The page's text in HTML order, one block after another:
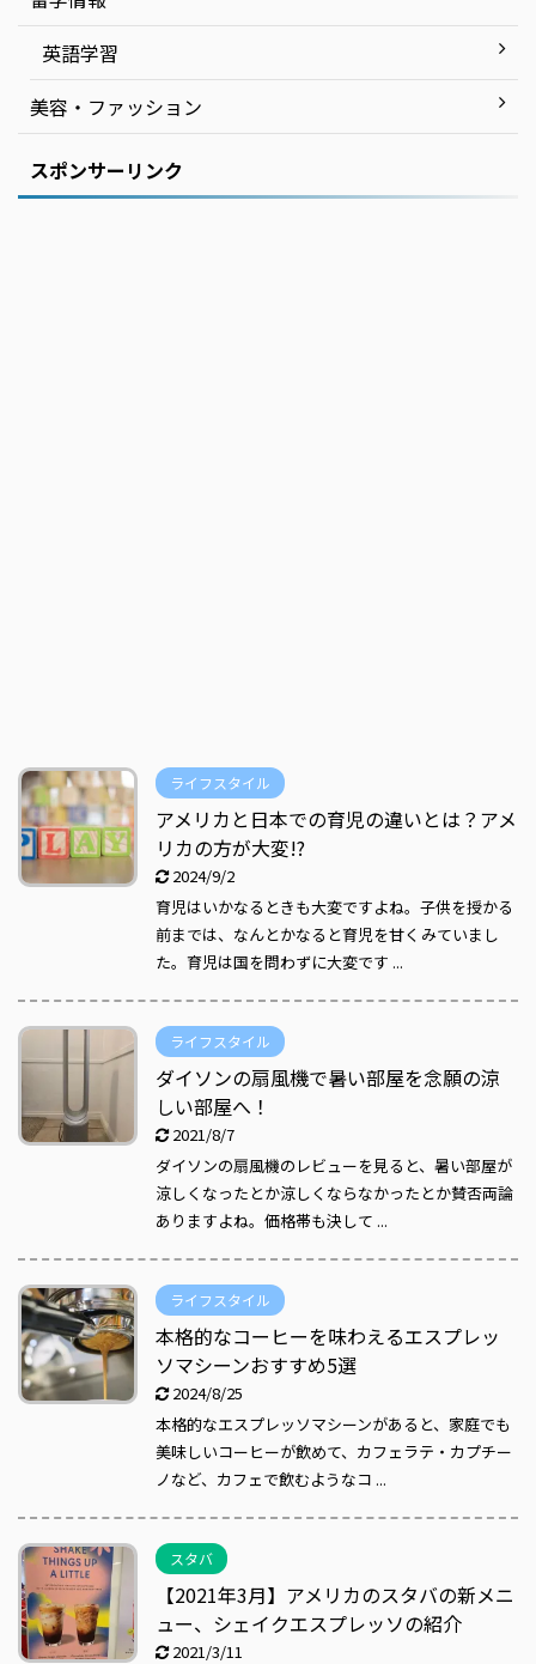
英語学習
美容・ファッション
スポンサーリンク
ライフスタイル
アメリカと日本での育児の違いとは？アメ
リカの方が大変!?
2024/9/2
育児はいかなるときも大変ですよね。子供を授かる
前までは、なんとかなると育児を甘くみていまし
た。育児は国を問わずに大変です ...
ライフスタイル
ダイソンの扇風機で暑い部屋を念願の涼
しい部屋へ！
2021/8/7
ダイソンの扇風機のレビューを見ると、暑い部屋が
涼しくなったとか涼しくならなかったとか賛否両論
ありますよね。価格帯も決して ...
ライフスタイル
本格的なコーヒーを味わえるエスプレッ
ソマシーンおすすめ5選
2024/8/25
本格的なエスプレッソマシーンがあると、家庭でも
美味しいコーヒーが飲めて、カフェラテ・カプチー
ノなど、カフェで飲むようなコ ...
スタバ
【2021年3月】アメリカのスタバの新メニ
ュー、シェイクエスプレッソの紹介
2021/3/11